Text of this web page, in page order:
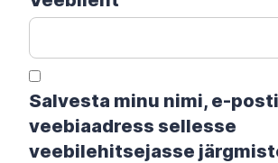
Salvesta minu nimi, e-
veebiaadress sellesse
veebilehitsejasse